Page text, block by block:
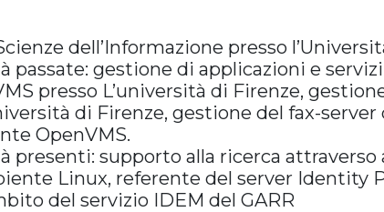
dell’Informazione presso
passate: gestione di applicazioni e
presso L’università di Firenze,
di Firenze, gestione del fax-
OpenVMS.
presenti: supporto alla ricerca
Linux, referente del server Identity
del servizio IDEM del GARR